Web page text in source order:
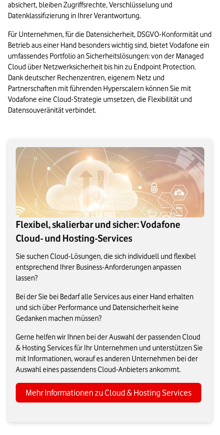
absichert, bleiben Zugriffsrechte, Verschlüsselung und
Datenklassifizierung in Ihrer Verantwortung.
Für Unternehmen, für die Datensicherheit, DSGVO-Konformität und
Betrieb aus einer Hand besonders wichtig sind, bietet Vodafone ein
umfassendes Portfolio an Sicherheitslösungen: von der Managed
Cloud über Netzwerksicherheit bis hin zu Endpoint Protection.
Dank deutscher Rechenzentren, eigenem Netz und
Partnerschaften mit führenden Hyperscalern können Sie mit
Vodafone eine Cloud-Strategie umsetzen, die Flexibilität und
Datensouveränität verbindet.
Flexibel, skalierbar und sicher: Vodafone
Cloud- und Hosting-Services
Sie suchen Cloud-Lösungen, die sich individuell und flexibel
entsprechend Ihrer Business-Anforderungen anpassen
lassen?
Bei der Sie bei Bedarf alle Services aus einer Hand erhalten
und sich über Performance und Datensicherheit keine
Gedanken machen müssen?
Gerne helfen wir Ihnen bei der Auswahl der passenden Cloud
& Hosting Services für Ihr Unternehmen und unterstützen Sie
mit Informationen, worauf es anderen Unternehmen bei der
Auswahl eines passendens Cloud-Anbieters ankommt.
Mehr Informationen zu Cloud & Hosting Services